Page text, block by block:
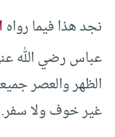
نجد هذا فيما رواه
عباس رضي الله
الظهر والعصر
غير خوف ولا سفر.